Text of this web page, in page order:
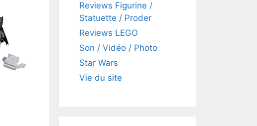
Reviews Figurine /
Statuette / Proder
Reviews LEGO
Son / Vidéo / Photo
Star Wars
Vie du site